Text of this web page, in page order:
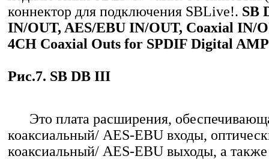
коннектор для подключения SBLive!. SB
IN/OUT, AES/EBU IN/OUT, Coaxial IN/
4CH Coaxial Outs for SPDIF Digital
Рис.7. SB DB III
Это плата расширения,
коаксиальный/ AES-EBU входы,
коаксиальный/ AES-EBU выходы, а